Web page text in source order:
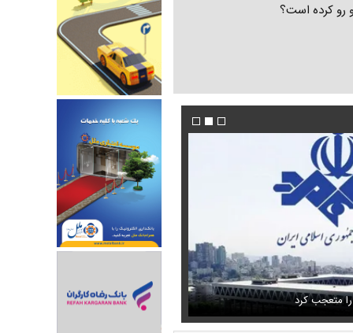
رو کرده است؟
اسارت مجتبی و مصطفی
فیلم/پزشکیان:از قالیباف خواهش کردیم که رئیس
شود
متعجب کرد استایل جدید صابر ابر در فضای مجازی